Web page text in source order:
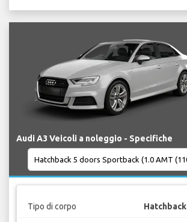
Audi A3 Veicoli a noleggio - Specifiche
Tipo di corpo Hatchback